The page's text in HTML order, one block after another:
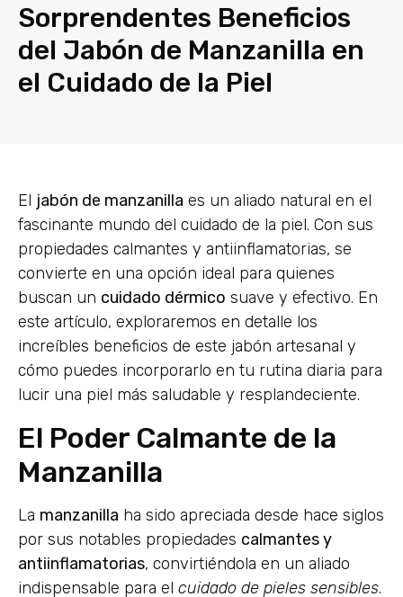
Sorprendentes Beneficios
del Jabón de Manzanilla en
el Cuidado de la Piel
El jabón de manzanilla es un aliado natural en el
fascinante mundo del cuidado de la piel. Con sus
propiedades calmantes y antiinflamatorias, se
convierte en una opción ideal para quienes
buscan un cuidado dérmico suave y efectivo. En
este artículo, exploraremos en detalle los
increíbles beneficios de este jabón artesanal y
cómo puedes incorporarlo en tu rutina diaria para
lucir una piel más saludable y resplandeciente.
El Poder Calmante de la
Manzanilla
La manzanilla ha sido apreciada desde hace siglos
por sus notables propiedades calmantes y
antiinflamatorias, convirtiéndola en un aliado
indispensable para el cuidado de pieles sensibles.